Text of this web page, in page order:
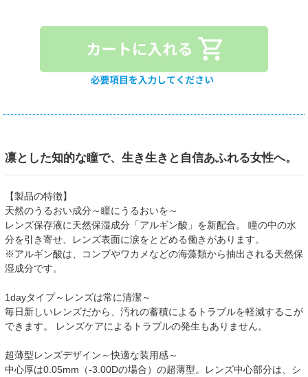
凛とした知的な瞳で、生き生きと自信あふれる女性へ。
【製品の特徴】
天然のうるおい成分～瞳にうるおいを～
レンズ保存液に天然保湿成分「アルギン酸」を新配合。 瞳の中の水
分を引き寄せ、レンズ表面に涙をとどめる働きがあります。
※アルギン酸は、コンブやワカメなどの海藻類から抽出される天然保
湿成分です。
1dayタイプ～レンズは常に清潔～
毎日新しいレンズだから、汚れの蓄積によるトラブルを軽減するこが
できます。 レンズケアによるトラブルの発生もありません。
超薄型レンズデザイン～快適な装用感～
中心厚は0.05mm（-3.00Dの場合）の超薄型。レンズ中心部分は、シ